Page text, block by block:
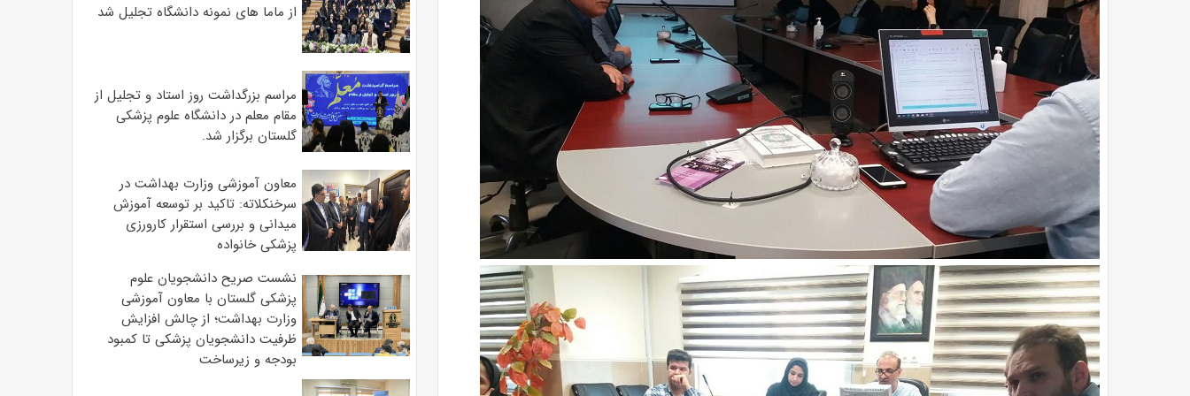
از ماما های نمونه دانشگاه تجلیل شد
مراسم بزرگداشت روز استاد و تجلیل از
مقام معلم در دانشگاه علوم پزشکی
گلستان برگزار شد.‌
معاون آموزشی وزارت بهداشت در
سرخنکلاته: تاکید بر توسعه آموزش
میدانی و بررسی استقرار کارورزی
پزشکی ‌خانواده
نشست صریح دانشجویان علوم
پزشکی گلستان با معاون آموزشی
وزارت بهداشت؛ از چالش افزایش
ظرفیت دانشجویان ‌پزشکی تا کمبود
بودجه و زیرساخت